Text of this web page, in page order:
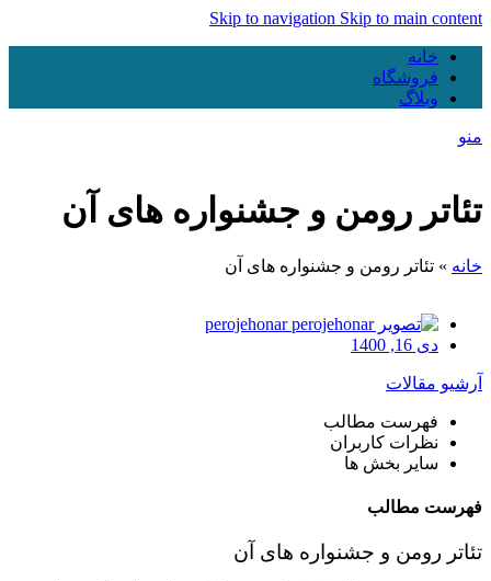
Skip to navigation Skip to main content
خانه
فروشگاه
وبلاگ
منو
تئاتر رومن و جشنواره های آن
خانه » تئاتر رومن و جشنواره های آن
perojehonar
دی 16, 1400
آرشیو مقالات
فهرست مطالب
نظرات کاربران
سایر بخش ها
فهرست مطالب
تئاتر رومن و جشنواره های آن